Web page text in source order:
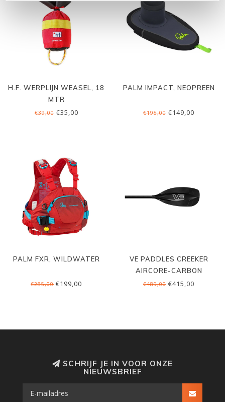
H.F. WERPLIJN WEASEL, 18
MTR
€39,00€35,00
PALM IMPACT, NEOPREEN
€195,00 €149,00
PALM FXR, WILDWATER
€285,00 €199,00
VE PADDLES CREEKER
AIRCORE-CARBON
€489,00 €415,00
SCHRIJF JE IN VOOR ONZE
NIEUWSBRIEF